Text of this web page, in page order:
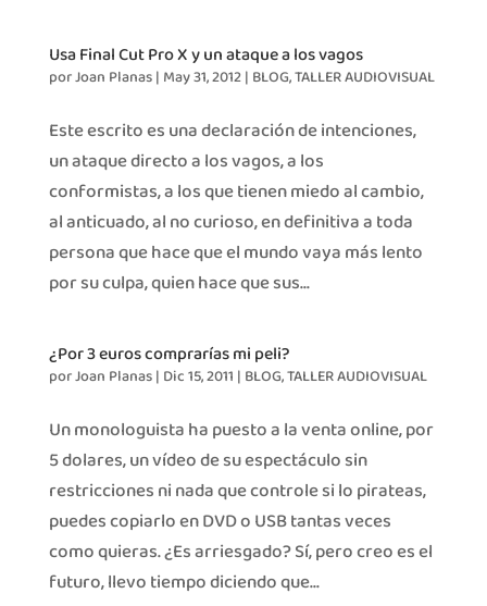
Usa Final Cut Pro X y un ataque a los vagos
porJoan Planas| May 31, 2012| BLOG,TALLER AUDIOVISUAL
Este escrito es una declaración de intenciones,
un ataque directo a los vagos, a los
conformistas, a los que tienen miedo al cambio,
al anticuado, al no curioso, en definitiva a toda
persona que hace que el mundo vaya más lento
por su culpa, quien hace que sus...
¿Por 3 euros comprarías mi peli?
porJoan Planas| Dic 15, 2011 | BLOG,TALLER AUDIOVISUAL
Un monologuista ha puesto a la venta online, por
5 dolares, un vídeo de su espectáculo sin
restricciones ni nada que controle si lo pirateas,
puedes copiarlo en DVD o USB tantas veces
como quieras. ¿Es arriesgado? Sí, pero creo es el
futuro, llevo tiempo diciendo que...